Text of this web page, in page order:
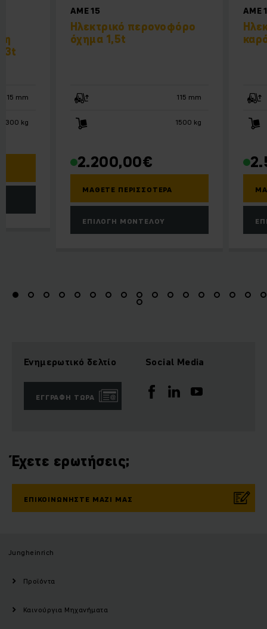
AME 15
Ηλεκτρικό περονοφόρο
όχημα 1,5t
115 mm
1500 kg
€
2.200,00
ΜΆΘΕΤΕ ΠΕΡΙΣΣΌΤΕΡΑ
ΕΠΙΛΟΓΉ ΜΟΝΤΈΛΟΥ
AME
115 mm
3300 kg
Ενημερωτικό δελτίο
ΕΓΓΡΑΦΉ ΤΏΡΑ
Social Media
Έχετε ερωτήσεις;
ΕΠΙΚΟΙΝΩΝΉΣΤΕ ΜΑΖΊ ΜΑΣ
Jungheinrich
Προϊόντα
Καινούργια Μηχανήματα